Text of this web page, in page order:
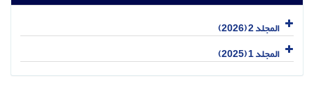
المجلد 2 (2026)
المجلد 1 (2025)